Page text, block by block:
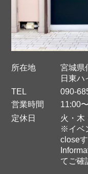
バナ
2025/05/
ストロ
2025/
所在地
宮城県
日東ハ
TEL
090-
営業時間
11:00
定休日
火・木
※イベ
close
てご確